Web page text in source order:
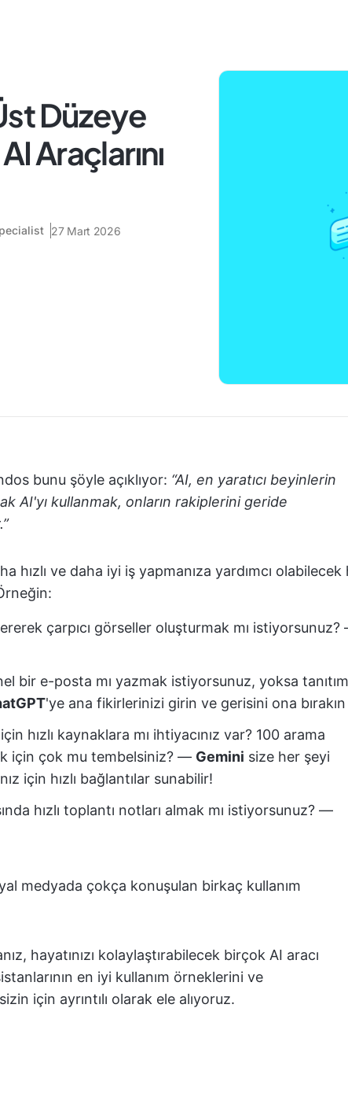
Düzeye
Araçlarını
27 Mart 2026
bunu şöyle açıklıyor: “AI, en yaratıcı beyinlerin
AI'yı kullanmak, onların rakiplerini geride
hızlı ve daha iyi iş yapmanıza yardımcı olabilecek
çarpıcı görseller oluşturmak mı
bir e-posta mı yazmak istiyorsunuz, yoksa tanıtım
'ye ana fikirlerinizi girin ve gerisini ona bırakın
hızlı kaynaklara mı ihtiyacınız var? 100 arama
için çok mu tembelsiniz? — Gemini size her şeyi
için hızlı bağlantılar sunabilir!
hızlı toplantı notları almak mı istiyorsunuz? —
medyada çokça konuşulan birkaç kullanım
hayatınızı kolaylaştırabilecek birçok AI aracı
en iyi kullanım örneklerini ve
için ayrıntılı olarak ele alıyoruz.